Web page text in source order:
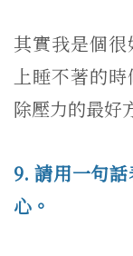
其實我是個
上睡不著的
除壓力的最好
9. 請用一句
心。